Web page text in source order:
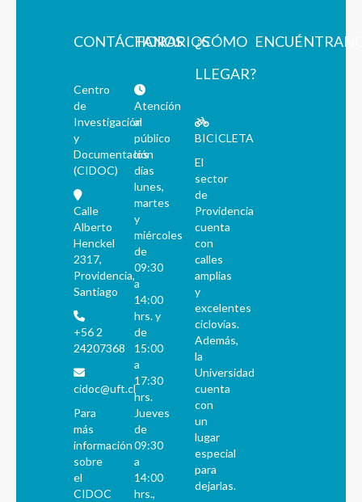
CONTÁCTANOS
Centro
de
Investigación
y
Documentación
(CIDOC)
Calle
Alberto
Henckel
2317,
Providencia,
Santiago
+56 2
24207368
cidoc@uft.cl
Para
más
información
sobre
el
CIDOC
HORARIOS
Atención
al
público
los
días
lunes,
martes
y
miércoles
de
09:30
a
14:00
hrs. y
de
15:00
a
17:30
hrs.
Jueves
de
09:30
a
14:00
hrs.,
¿CÓMO
LLEGAR?
BICICLETA
El
sector
de
Providencia
cuenta
con
calles
amplias
y
excelentes
ciclovías.
Además,
la
Universidad
cuenta
con
un
lugar
especial
para
dejarlas.